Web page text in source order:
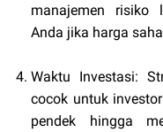
manajemen risiko
Anda jika harga
Waktu Investasi:
cocok untuk
pendek hingga